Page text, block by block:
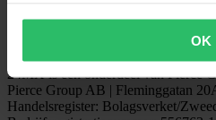
OK
24MX is een onderdeel van Pierce
Pierce Group AB | Fleminggatan
Handelsregister: Bolagsverket/